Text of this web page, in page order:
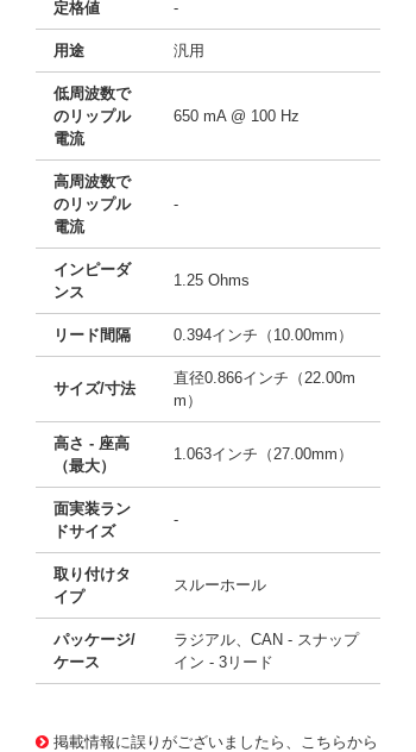
定格値 -
用途 汎用
低周波数で
のリップル
電流
650 mA @ 100 Hz
高周波数で
のリップル
電流
-
インピーダ
ンス
1.25 Ohms
リード間隔 0.394インチ（10.00mm）
サイズ/寸法
直径0.866インチ（22.00m
m）
高さ - 座高
（最大）
1.063インチ（27.00mm）
面実装ラン
ドサイズ
-
取り付けタ
イプ
スルーホール
パッケージ/
ケース
ラジアル、CAN - スナップ
イン - 3リード
掲載情報に誤りがございましたら、こちらから